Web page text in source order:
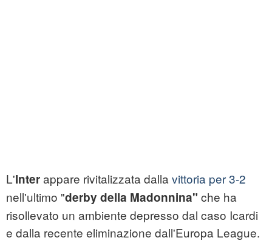
L'Interappare rivitalizzata dalla vittoria per 3-2
nell'ultimo "derby della Madonnina" che ha
risollevato un ambiente depresso dal caso Icardi
e dalla recente eliminazione dall'Europa League.